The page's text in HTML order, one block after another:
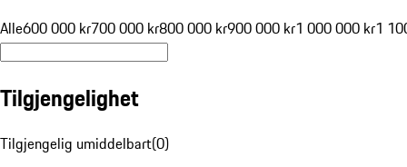
Alle600 000 kr700 000 kr800 000 kr900 000 kr1 000 000 kr1
Tilgjengelighet
Tilgjengelig umiddelbart(0)